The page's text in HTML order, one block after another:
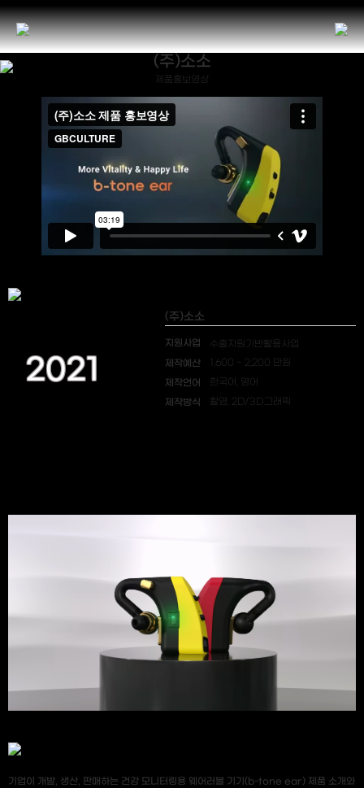
(주)소소
제품홍보영상
2021
(주)소소
지원사업 수출지원기반활용사업
제작예산 1,600 ~ 2,200 만원
제작언어 한국어, 영어
제작방식 촬영, 2D/3D그래픽
기업이 개발, 생산, 판매하는 건강 모니터링용 웨어러블 기기(b-tone ear) 제품 소개와